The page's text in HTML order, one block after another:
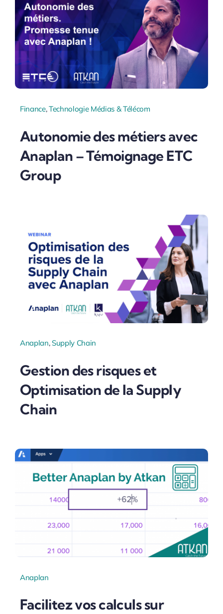
Finance,Technologie Médias & Télécom
Autonomie des métiers avec
Anaplan – Témoignage ETC
Group
Anaplan,Supply Chain
Gestion des risques et
Optimisation de la Supply
Chain
Anaplan
Facilitez vos calculs sur